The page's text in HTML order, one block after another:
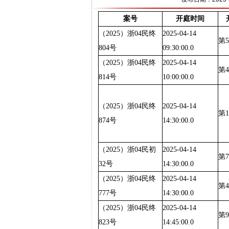
案号 开庭时间
（2025）浙04民终
804号
2025-04-14
09:30:00.0
第
（2025）浙04民终
814号
2025-04-14
10:00:00.0
第
（2025）浙04民终
874号
2025-04-14
14:30:00.0
第
（2025）浙04民初
32号
2025-04-14
14:30:00.0
第
（2025）浙04民终
777号
2025-04-14
14:30:00.0
第
（2025）浙04民终
823号
2025-04-14
14:45:00.0
第